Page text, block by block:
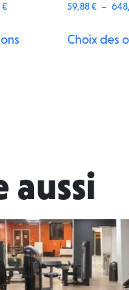
€Plage
à
59,88€ –
Choix des
aussi